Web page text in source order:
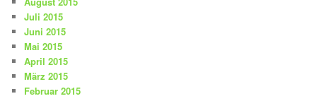
Juli 2015
Juni 2015
Mai 2015
April 2015
März 2015
Februar 2015